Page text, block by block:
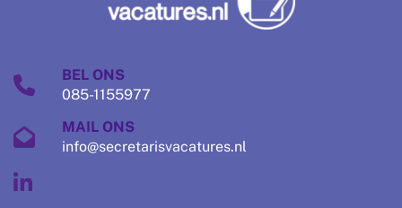
BEL ONS
085-1155977
MAIL ONS
info@secretarisvacatures.nl